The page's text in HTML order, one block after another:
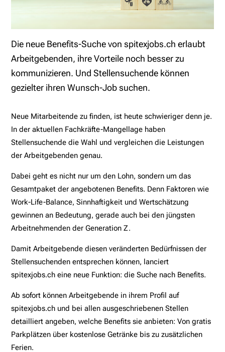
Die neue Benefits-Suche von spitexjobs.ch erlaubt
Arbeitgebenden, ihre Vorteile noch besser zu
kommunizieren. Und Stellensuchende können
gezielter ihren Wunsch-Job suchen.
Neue Mitarbeitende zu finden, ist heute schwieriger denn je.
In der aktuellen Fachkräfte-Mangellage haben
Stellensuchende die Wahl und vergleichen die Leistungen
der Arbeitgebenden genau.
Dabei geht es nicht nur um den Lohn, sondern um das
Gesamtpaket der angebotenen Benefits. Denn Faktoren wie
Work-Life-Balance, Sinnhaftigkeit und Wertschätzung
gewinnen an Bedeutung, gerade auch bei den jüngsten
Arbeitnehmenden der Generation Z.
Damit Arbeitgebende diesen veränderten Bedürfnissen der
Stellensuchenden entsprechen können, lanciert
spitexjobs.ch eine neue Funktion: die Suche nach Benefits.
Ab sofort können Arbeitgebende in ihrem Profil auf
spitexjobs.ch und bei allen ausgeschriebenen Stellen
detailliert angeben, welche Benefits sie anbieten: Von gratis
Parkplätzen über kostenlose Getränke bis zu zusätzlichen
Ferien.